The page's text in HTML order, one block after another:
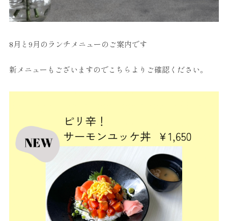
8月と9月のランチメニューのご案内です
新メニューもございますのでこちらよりご確認ください。